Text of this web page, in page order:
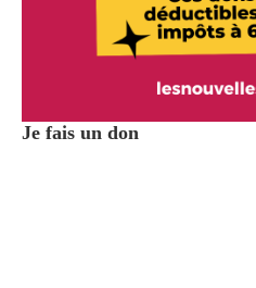
Je fais un don